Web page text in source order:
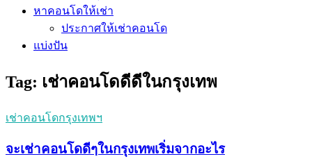
หาคอนโดให้เช่า
ประกาศให้เช่าคอนโด
แบ่งปัน
Tag: เช่าคอนโดดีดีในกรุงเทพ
เช่าคอนโดกรุงเทพฯ
จะเช่าคอนโดดีๆในกรุงเทพเริ่มจากอะไร